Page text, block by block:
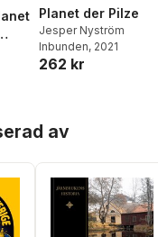
Planet der Pilze
Jesper Nyström
Inbunden, 2021
262 kr
av